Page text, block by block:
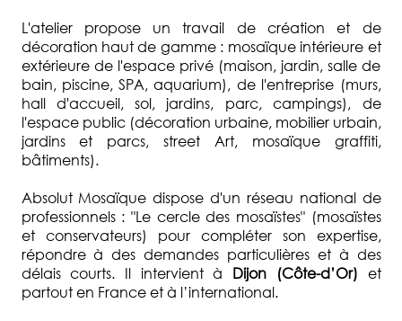
L'atelier propose un travail de création et de
décoration haut de gamme : mosaïque intérieure et
extérieure de l'espace privé (maison, jardin, salle de
bain, piscine, SPA, aquarium), de l'entreprise (murs,
hall d'accueil, sol, jardins, parc, campings), de
l'espace public (décoration urbaine, mobilier urbain,
jardins et parcs, street Art, mosaïque graffiti,
bâtiments).
Absolut Mosaïque dispose d'un réseau national de
professionnels : "Le cercle des mosaïstes" (mosaïstes
et conservateurs) pour compléter son expertise,
répondre à des demandes particulières et à des
délais courts. Il intervient à Dijon (Côte-d’Or) et
partout en France et à l’international.